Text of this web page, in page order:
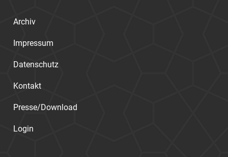
Archiv
Impressum
Datenschutz
Kontakt
Presse/Download
Login